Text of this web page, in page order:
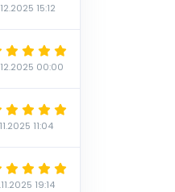
15:12
00:00
11:04
19:14